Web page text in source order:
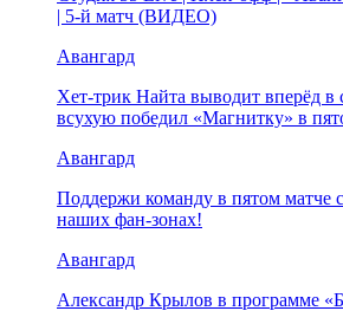
| 5-й матч (ВИДЕО)
Авангард
Хет-трик Найта выводит вперёд в
всухую победил «Магнитку» в
Авангард
Поддержи команду в пятом матче
наших фан-зонах!
Авангард
Александр Крылов в программе